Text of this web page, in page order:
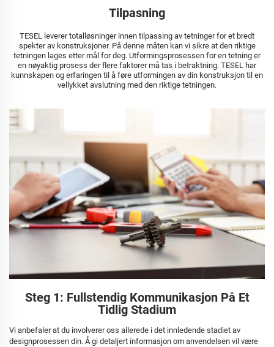
Tilpasning
TESEL leverer totalløsninger innen tilpassing av tetninger for et bredt
spekter av konstruksjoner. På denne måten kan vi sikre at den riktige
tetningen lages etter mål for deg. Utformingsprosessen for en tetning er
en nøyaktig prosess der flere faktorer må tas i betraktning. TESEL har
kunnskapen og erfaringen til å føre utformingen av din konstruksjon til en
vellykket avslutning med den riktige tetningen.
Steg 1: Fullstendig Kommunikasjon På Et
Tidlig Stadium
Vi anbefaler at du involverer oss allerede i det innledende stadiet av
designprosessen din. Å gi detaljert informasjon om anvendelsen vil være